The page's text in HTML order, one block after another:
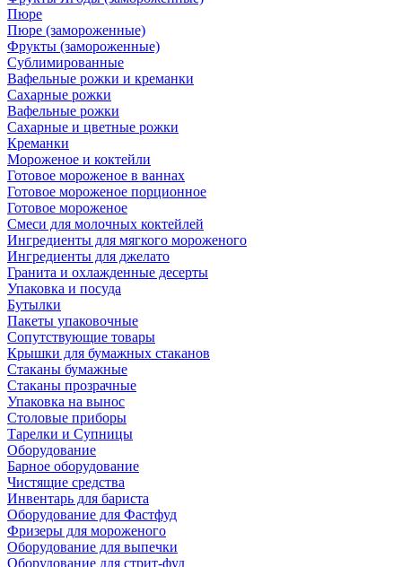
Пюре
Пюре (замороженные)
Фрукты (замороженные)
Сублимированные
Вафельные рожки и креманки
Сахарные рожки
Вафельные рожки
Сахарные и цветные рожки
Креманки
Мороженое и коктейли
Готовое мороженое в ваннах
Готовое мороженое порционное
Готовое мороженое
Смеси для молочных коктейлей
Ингредиенты для мягкого мороженого
Ингредиенты для джелато
Гранита и охлажденные десерты
Упаковка и посуда
Бутылки
Пакеты упаковочные
Сопутствующие товары
Крышки для бумажных стаканов
Стаканы бумажные
Стаканы прозрачные
Упаковка на вынос
Столовые приборы
Тарелки и Супницы
Оборудование
Барное оборудование
Чистящие средства
Инвентарь для бариста
Оборудование для Фастфуд
Фризеры для мороженого
Оборудование для выпечки
Оборудование для стрит-фуд